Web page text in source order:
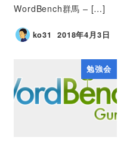
WordBench群馬 – […]
ko31 2018年4月3日
勉強会